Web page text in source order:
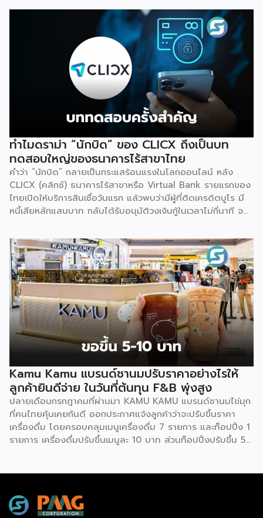
จะเข้ามาขยายธุรกิจให้เติบโตในระดับโลก จุดเปลี่ยนสำคัญเกิดขึ้น
ในปี 2014 เมื่อ Unison Capital กองทุน PE จากญี่ปุ่นเข้าซื้อ
ธุรกิจในเกาหลีใต้และผลักดันแผนขยายตัวทั่วโลก ตามด้วยปี
2019 ที่ TA Associates เข้าเทกโอเวอร์ต่อ และล่าสุดคือการส่ง
ไม้ต่อให้ Bain Capital ในปี 2026 นี้ ตลอดสองทศวรรษ
Gong Cha ขยายจากร้านเดียวสู่เครือข่ายกว่า 2,100 สาขาในกว่า
ทำไมดราม่า “นักบิด” ของ CLICX ถึงเป็นบท
ทดสอบใหญ่ของธนาคารไร้สาขาไทย
คำว่า “นักบิด” กลายเป็นกระแสร้อนแรงในโลกออนไลน์ หลัง
CLICX (คลิกซ์) ธนาคารไร้สาขาหรือ Virtual Bank รายแรกของ
ไทยเปิดให้บริการสินเชื่อวันแรก แล้วพบว่ามีผู้ที่ติดเครดิตบูโร มี
หนี้เสียหลักแสนบาท กลับได้รับอนุมัติวงเงินกู้ในเวลาไม่กี่นาที จน
ผู้สมัครที่มีประวัติการเงินดีบางรายกลับถูกระบบปฏิเสธ
เหตุการณ์นี้ไม่ใช่แค่ดราม่าบนโลกออนไลน์เท่านั้น แต่เป็นกรณี
ศึกษาที่สะท้อนธรรมชาติของโมเดลธุรกิจใหม่ที่กำลังจะเปลี่ยน
โครงสร้างการเงินไทย นั่นคือ Virtual Bank ซึ่งผู้ประกอบการ
SME ควรทำความเข้าใจให้ลึกกว่าพาดหัวข่าว เพราะทั้งโอกาส และ
ความเสี่ยงที่เกิดขึ้นล้วนเกี่ยวข้องกับการเข้าถึงแหล่งทุนของธุรกิจ
รายย่อยโดยตรง ก่อนอื่นมาทำความเข้าใจกันก่อนว่า Virtual
Bank คืออะไร ต่างจากธนาคารเดิมตรงไหน คำตอบเรื่องนี้
อธิบายให้เข้าใจว่านี่ คือธนาคารที่ได้รับใบอนุญาตเต็มรูปแบบจาก
ธนาคารแห่งประเทศไทย (ธปท.) เหมือนธนาคารพาณิชย์ทั่วไปทุก
ประการ ต่างกันที่ไม่มีหน้าสาขาให้เดินเข้าไปทำธุรกรรม ทุกอย่าง
ตั้งแต่เปิดบัญชี ฝาก-ถอน โอนเงิน ไปจนถึงขอสินเชื่อ จะทำผ่าน
แอปพลิเคชันทั้งหมด จุดนี้คือสิ่งที่ทำให้ Virtual Bank ต่าง
จาก Mobile Banking ของธนาคารทั่วไปที่เราคุ้นเคย เพราะ
Mobile […]
Kamu Kamu แบรนด์ชานมปรับราคาอย่างไรให้
ลูกค้ายินดีจ่าย ในวันที่ต้นทุน F&B พุ่งสูง
ปลายเดือนกรกฎาคมที่ผ่านมา KAMU KAMU แบรนด์ชานมไข่มุก
ที่คนไทยคุ้นเคยกันดี ออกประกาศแจ้งลูกค้าว่าจะปรับขึ้นราคา
เครื่องดื่ม โดยครอบคลุมเมนูเครื่องดื่ม 7 รายการ และท็อปปิ้ง 1
รายการ เครื่องดื่มปรับขึ้นเมนูละ 10 บาท ส่วนท็อปปิ้งปรับขึ้น 5
สะท้อนโจทย์ใหญ่ที่ผู้ประกอบการ SME สาย F&B ทุกคนกำลัง
เผชิญร่วมกันอยู่ นั่นคือ “จะขึ้นราคาอย่างไรไม่ให้เสียลูกค้า” และ